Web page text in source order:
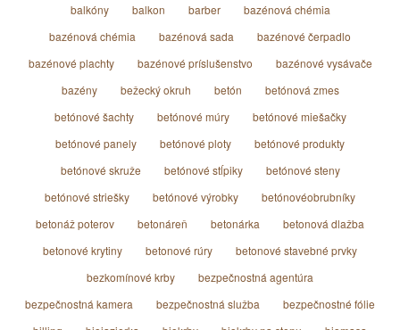
balkóny
balkon barber
bazénová chémia
bazénová chémia
bazénová sada
bazénové čerpadlo
bazénové plachty
bazénové príslušenstvo
bazénové vysávače
bazény
bežecký okruh betón
betónová zmes
betónové šachty
betónové múry
betónové miešačky
betónové panely
betónové ploty
betónové produkty
betónové skruže
betónové stĺpiky
betónové steny
betónové striešky
betónové výrobky
betónovéobrubníky
betonáž poterov
betonáreň betonárka
betonová dlažba
betonové krytiny
betonové rúry
betonové stavebné prvky
bezkomínové krby
bezpečnostná agentúra
bezpečnostná kamera
bezpečnostná služba
bezpečnostné fólie